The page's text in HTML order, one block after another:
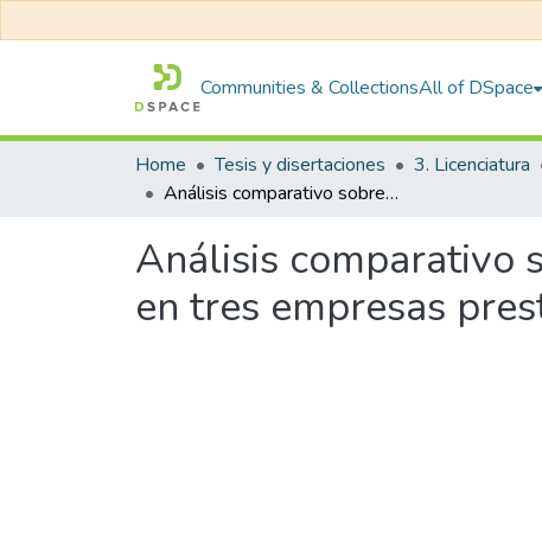
Communities & CollectionsAll of DSpace
Home Tesis y disertaciones 3. Licenciatura
Análisis comparativo sobre cultura organizacional y estilo de liderazgo en tres empresas prestadoras de servicios en Arequipa 2024
Análisis comparativo
en tres empresas